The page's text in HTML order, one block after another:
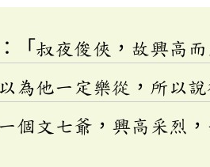
「叔夜俊俠，故興高而
為他一定樂從，所以說
個文七爺，興高采烈